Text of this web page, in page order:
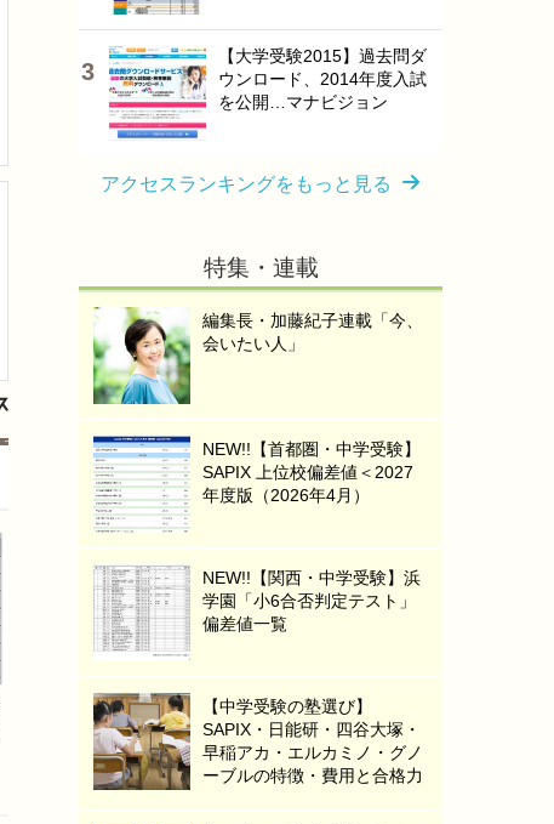
【大学受験2015】過去問ダ
ウンロード、2014年度入試
を公開…マナビジョン
アクセスランキングをもっと見る
特集・連載
編集長・加藤紀子連載「今、
会いたい人」
NEW!!【首都圏・中学受験】
SAPIX 上位校偏差値＜2027
年度版（2026年4月）
NEW!!【関西・中学受験】浜
学園「小6合否判定テスト」
偏差値一覧
【中学受験の塾選び】
SAPIX・日能研・四谷大塚・
早稲アカ・エルカミノ・グノ
ーブルの特徴・費用と合格力